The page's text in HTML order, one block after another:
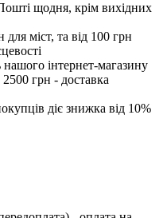
щодня, крім вихідних
для міст, та від 100 грн
інтернет-магазину
грн - доставка
діє знижка від 10%